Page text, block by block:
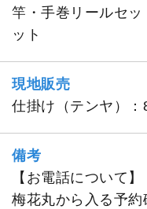
竿・手巻リールセ
ット
現地販売
仕掛け（テンヤ）：
備考
【お電話について】
梅花丸から入る予